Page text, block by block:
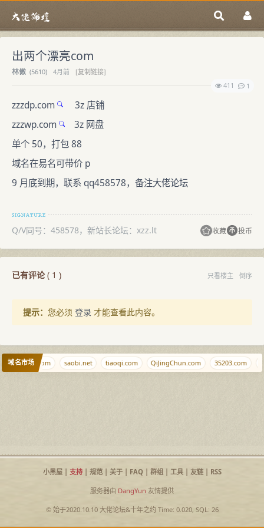
出两个漂亮com
林傲 (5610) 4月前
[复制链接]
411
1
zzzdp.com
3z 店铺
zzzwp.com
3z 网盘
单个 50，打包 88
域名在易名可带价 p
9 月底到期，联系 qq458578，备注大佬论坛
Q/V同号：458578，新站长论坛：xzz.lt 收藏 投币
已有评论( 1 ) 只看楼主 倒序
提示： 您必须 登录 才能查看此内容。
域名市场 saobi.net tiaoqi.com QiJingChun.com 35203.com
小黑屋| 支持| 规范| 关于| FAQ| 群组| 工具| 友链| RSS
服务器由 DangYun 友情提供
© 始于2020.10.10 大佬论坛&十年之约Time: 0.020, SQL: 26